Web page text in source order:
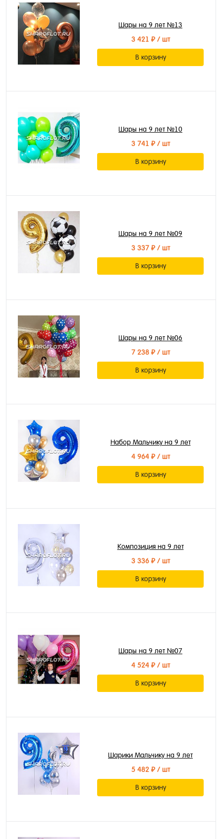
Шары на 9 лет №13
3 421 ₽/ шт
В корзину
Шары на 9 лет №10
3 741 ₽/ шт
В корзину
Шары на 9 лет №09
3 337 ₽/ шт
В корзину
Шары на 9 лет №06
7 238 ₽/ шт
В корзину
Набор Мальчику на 9 лет
4 964 ₽/ шт
В корзину
Композиция на 9 лет
3 336 ₽/ шт
В корзину
Шары на 9 лет №07
4 524 ₽/ шт
В корзину
Шарики Мальчику на 9 лет
5 482 ₽/ шт
В корзину